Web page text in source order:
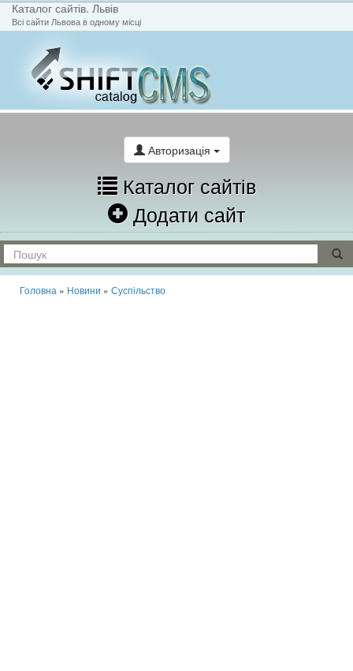
Каталог сайтів. Львів
Всі сайти Львова в одному місці
Авторизація
Каталог сайтів
Додати сайт
Головна » Новини » Суспільство